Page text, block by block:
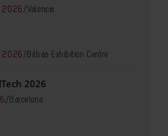
2026 /Valencia
2026 / Bilbao Exhibition Centre
2026
/ Barcelona